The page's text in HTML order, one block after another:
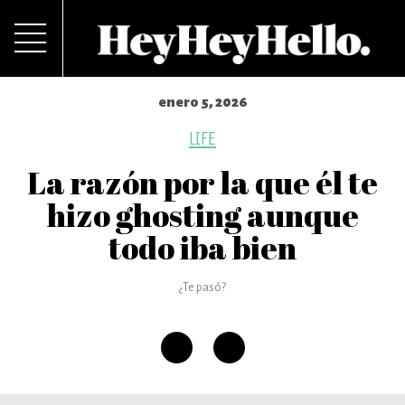
enero 5, 2026
LIFE
La razón por la que él te
hizo ghosting aunque
todo iba bien
¿Te pasó?